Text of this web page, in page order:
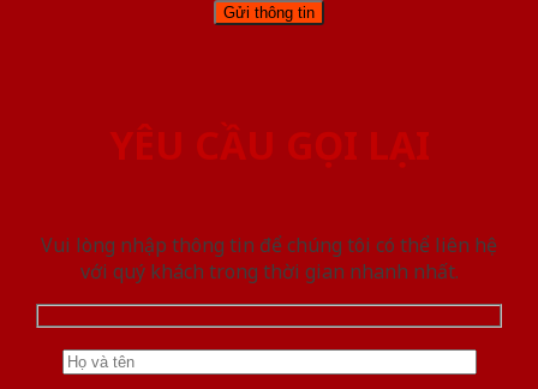
YÊU CẦU GỌI LẠI
Vui lòng nhập thông tin để chúng tôi có thể liên hệ
với quý khách trong thời gian nhanh nhất.